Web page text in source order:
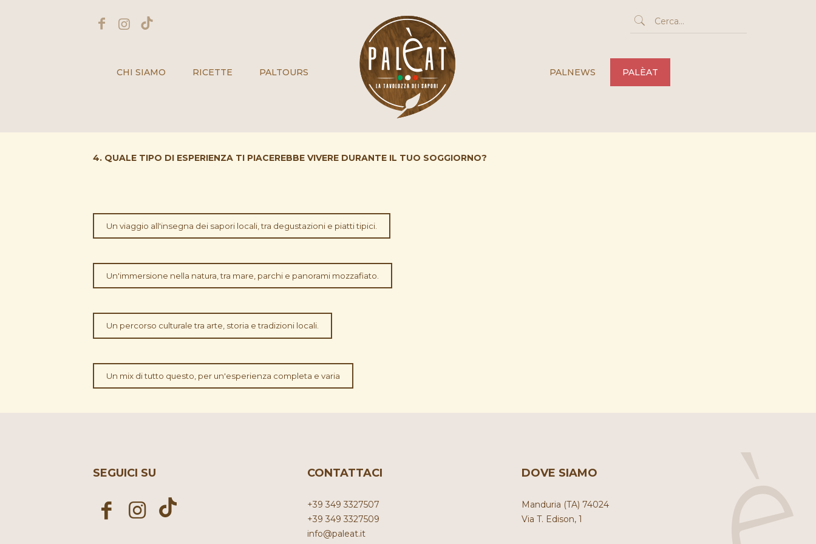
CHI SIAMO RICETTE PALTOURS PALNEWS PALÈAT
4. QUALE TIPO DI ESPERIENZA TI PIACEREBBE VIVERE DURANTE IL TUO SOGGIORNO?
Un viaggio all'insegna dei sapori locali, tra degustazioni e piatti tipici.
Un'immersione nella natura, tra mare, parchi e panorami mozzafiato.
Un percorso culturale tra arte, storia e tradizioni locali.
Un mix di tutto questo, per un'esperienza completa e varia
SEGUICI SU CONTATTACI
+39 349 3327507
+39 349 3327509
info@paleat.it
DOVE SIAMO
Manduria (TA) 74024
Via T. Edison, 1